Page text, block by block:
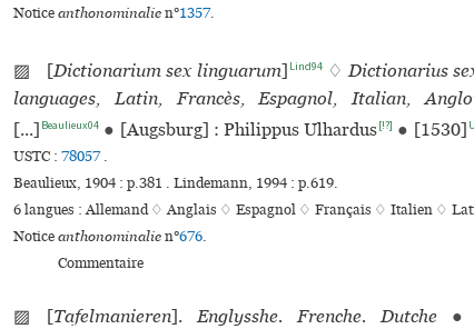
Noticeanthonominalien°1357.
▨ [Dictionarium sex linguarum] Lind94♢Dictionarius
languages, Latin, Francès, Espagnol, Italian,
[...] Beaulieux04 ● [Augsburg] : Philippus Ulhardus[!?] ● [1530]
USTC : 78057.
Beaulieux, 1904 : p.381 . Lindemann, 1994 : p.619.
6 langues :Allemand ♢Anglais ♢ Espagnol ♢ Français ♢ Italien ♢
Noticeanthonominalien°676.
Commentaire
▨ [Tafelmanieren].Englysshe. Frenche. Dutche ●